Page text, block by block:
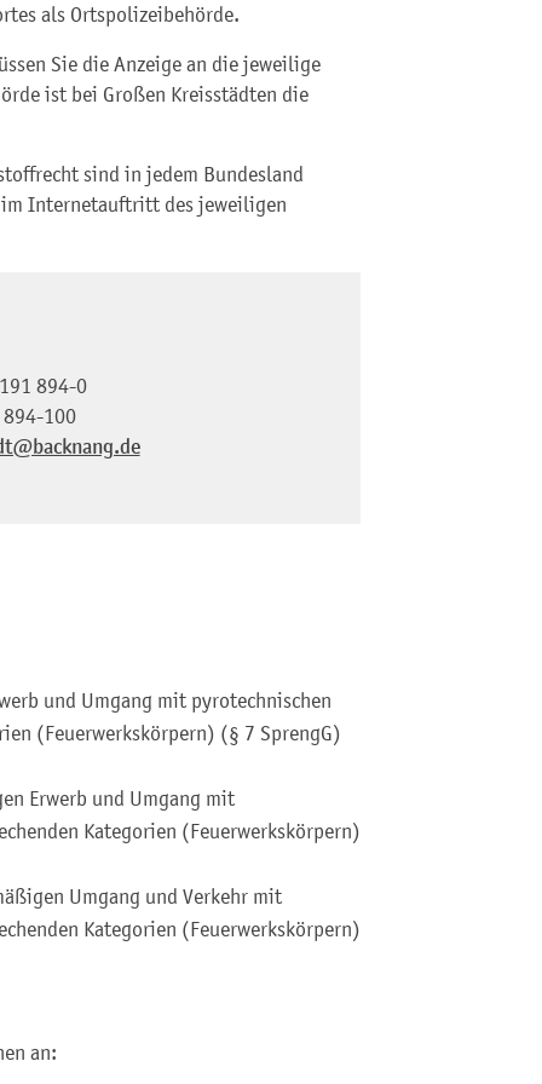
als Ortspolizeibehörde.
Sie die Anzeige an die jeweilige
ist bei Großen Kreisstädten die
sind in jedem Bundesland
Internetauftritt des jeweiligen
894-0
100
und Umgang mit pyrotechnischen
(Feuerwerkskörpern) (§ 7 SprengG)
Erwerb und Umgang mit
Kategorien (Feuerwerkskörpern)
Umgang und Verkehr mit
Kategorien (Feuerwerkskörpern)
an: